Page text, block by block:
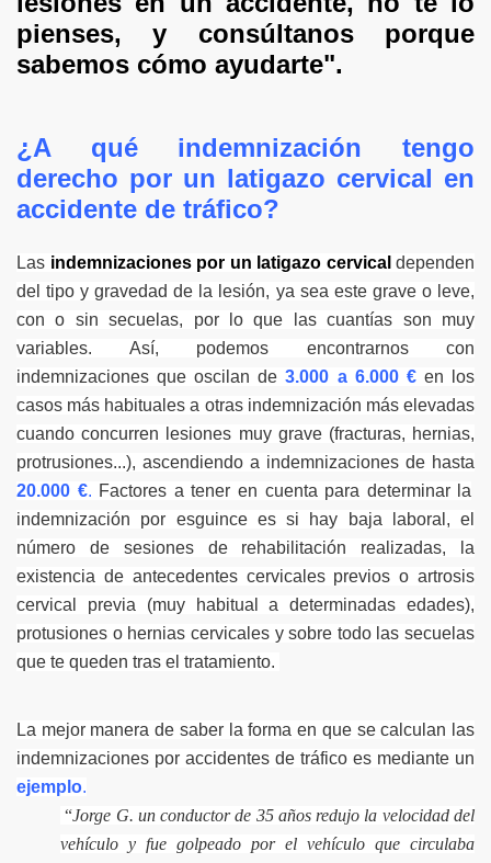
pienses, y consúltanosporque
sabemos cómo ayudarte".
¿A qué indemnización tengo
derecho por un latigazo cervical en
accidente de tráfico?
Las indemnizaciones por un latigazo cervical dependen
del tipo y gravedad de la lesión, ya sea este grave o leve,
con o sin secuelas, por lo que las cuantías son muy
variables. Así, podemos encontrarnos con
indemnizaciones que oscilan de3.000 a 6.000 € en los
casos más habituales a otras indemnización más elevadas
cuando concurren lesiones muy grave (fracturas, hernias,
protrusiones...), ascendiendo a indemnizaciones de hasta
20.000 €. Factores a tener en cuenta para determinar la
indemnización por esguince es si hay baja laboral, el
número de sesiones de rehabilitación realizadas, la
existencia de antecedentes cervicales previos o artrosis
cervical previa (muy habitual a determinadas edades),
protusiones o hernias cervicales y sobre todo las secuelas
que te queden tras el tratamiento.
La mejor manera de saber la forma en que se calculan las
indemnizaciones por accidentes de tráfico es mediante un
ejemplo.
“Jorge G. un conductor de 35 años redujo la velocidad del
vehículo y fue golpeado por el vehículo que circulaba